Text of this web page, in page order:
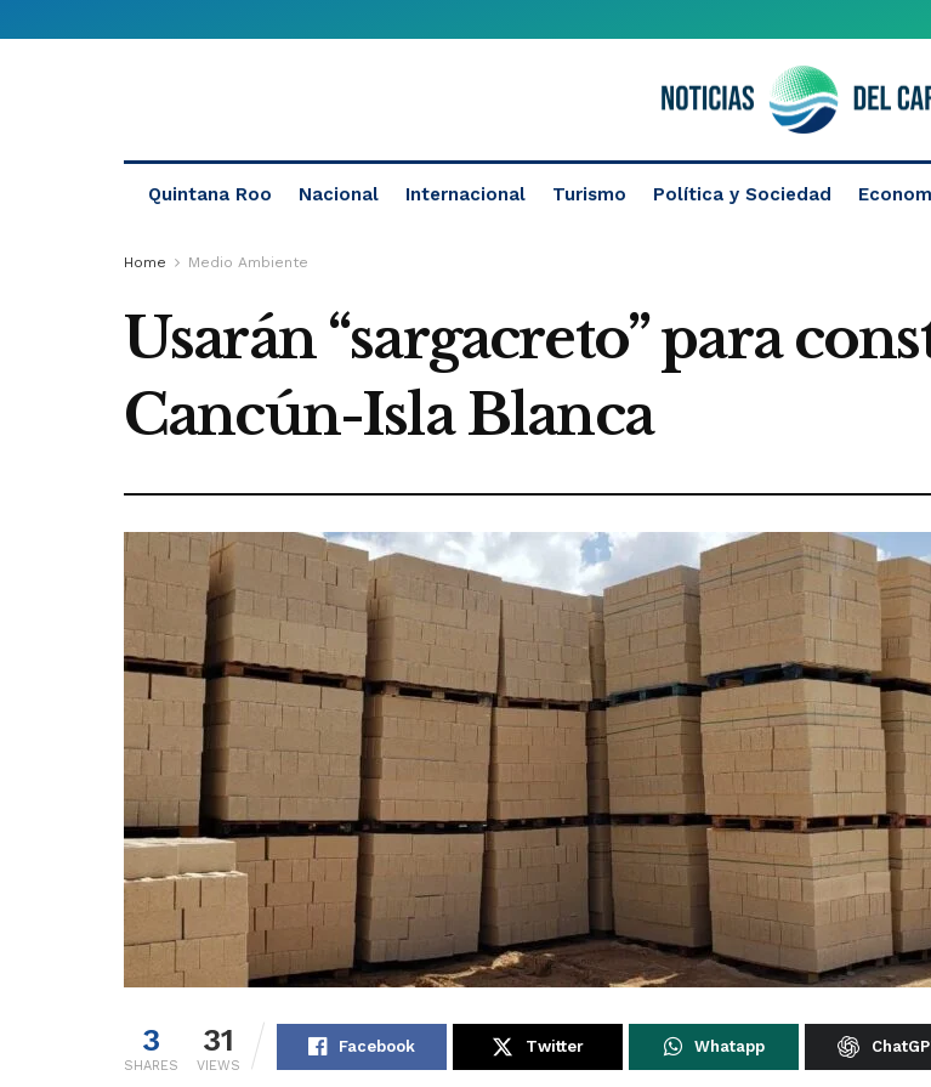
Quintana Roo Nacional Internacional Turismo Política y Sociedad
Home Medio Ambiente
Usarán “sargacreto” para
Cancún-Isla Blanca
3
SHARES
31
VIEWS
Facebook Twitter Whatapp